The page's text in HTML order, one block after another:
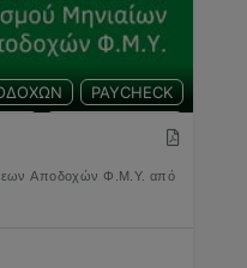
PAYCHECK
Αποδοχών Φ.Μ.Υ. από